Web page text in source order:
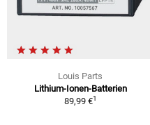
Louis Parts
Lithium-Ionen-Batterien
89,99 €1